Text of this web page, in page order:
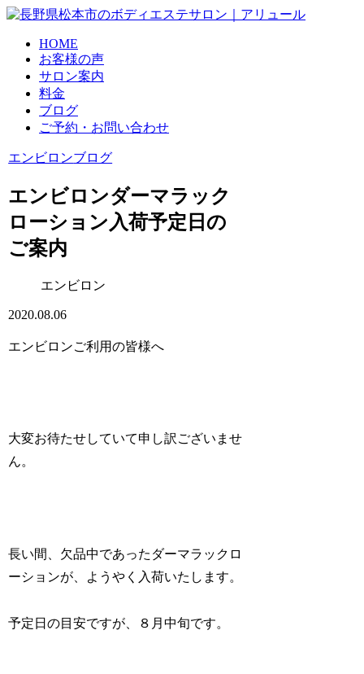
HOME
お客様の声
サロン案内
料金
ブログ
ご予約・お問い合わせ
エンビロンブログ
エンビロンダーマラック
ローション入荷予定日の
ご案内
エンビロン
2020.08.06
エンビロンご利用の皆様へ
大変お待たせしていて申し訳ございませ
ん。
長い間、欠品中であったダーマラックロ
ーションが、ようやく入荷いたします。
予定日の目安ですが、８月中旬です。